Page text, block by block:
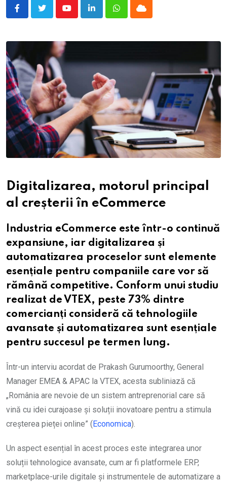
YoutubeLinkedInWhatsappCloud
Digitalizarea, motorul principal
al creșterii în eCommerce
Industria eCommerce este într-o continuă
expansiune, iar digitalizarea și
automatizarea proceselor sunt elemente
esențiale pentru companiile care vor să
rămână competitive. Conform unui studiu
realizat de VTEX, peste 73% dintre
comercianți consideră că tehnologiile
avansate și automatizarea sunt esențiale
pentru succesul pe termen lung.
Într-un interviu acordat de Prakash Gurumoorthy, General
Manager EMEA & APAC la VTEX, acesta subliniază că
„România are nevoie de un sistem antreprenorial care să
vină cu idei curajoase și soluții inovatoare pentru a stimula
creșterea pieței online” (Economica).
Un aspect esențial în acest proces este integrarea unor
soluții tehnologice avansate, cum ar fi platformele ERP,
marketplace-urile digitale și instrumentele de automatizare a